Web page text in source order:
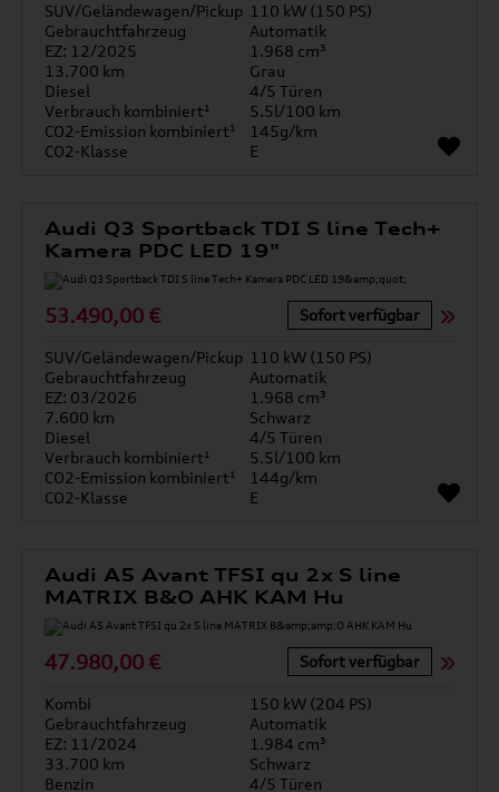
SUV/Geländewagen/Pickup 110 kW (150 PS)
Gebrauchtfahrzeug
Automatik
EZ: 12/2025
1.968 cm³
13.700 km
Grau
Diesel
4/5 Türen
Verbrauch kombiniert¹
5.5l/100 km
CO2-Emission kombiniert¹
145g/km
CO2-Klasse
E
Audi Q3 Sportback TDI S line Tech+
Kamera PDC LED 19"
53.490,00 € Sofort verfügbar
SUV/Geländewagen/Pickup 110 kW (150 PS)
Gebrauchtfahrzeug
Automatik
EZ: 03/2026
1.968 cm³
7.600 km
Schwarz
Diesel
4/5 Türen
Verbrauch kombiniert¹
5.5l/100 km
CO2-Emission kombiniert¹
144g/km
CO2-Klasse
E
Audi A5 Avant TFSI qu 2x S line
MATRIX B&O AHK KAM Hu
47.980,00 € Sofort verfügbar
Kombi
150 kW (204 PS)
Gebrauchtfahrzeug
Automatik
EZ: 11/2024
1.984 cm³
33.700 km
Schwarz
Benzin
4/5 Türen